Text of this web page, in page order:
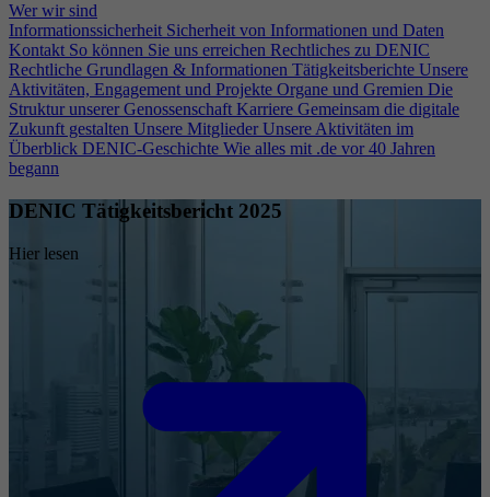
Wer wir sind
Informationssicherheit Sicherheit von Informationen und Daten
Kontakt So können Sie uns erreichen Rechtliches zu DENIC
Rechtliche Grundlagen & Informationen Tätigkeitsberichte Unsere
Aktivitäten, Engagement und Projekte Organe und Gremien Die
Struktur unserer Genossenschaft Karriere Gemeinsam die digitale
Zukunft gestalten Unsere Mitglieder Unsere Aktivitäten im
Überblick DENIC-Geschichte Wie alles mit .de vor 40 Jahren
begann
DENIC Tätigkeitsbericht 2025
Hier lesen